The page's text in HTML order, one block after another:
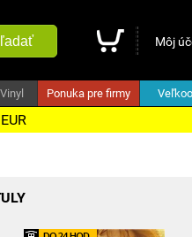
Môj
Vinyl Ponuka pre firmy